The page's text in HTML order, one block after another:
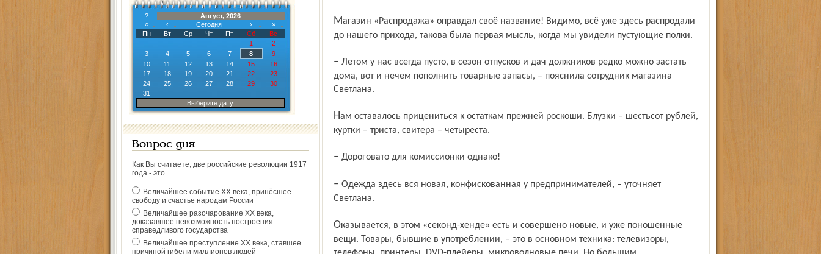
?
Август, 2026
«
‹ Сегодня ›
»
Пн
Вт Ср Чт Пт Сб
Вс
1
2
3
4 5 6 7 8
9
10
11 12 13 14 15
16
17
18 19 20 21 22
23
24
25 26 27 28 29
30
31
Выберите дату
Вопрос дня
Как Вы считаете, две российские революции 1917
года - это
Величайшее событие ХХ века, принёсшее
свободу и счастье народам России
Величайшее разочарование ХХ века,
доказавшее невозможность построения
справедливого государства
Величайшее преступление ХХ века, ставшее
причиной гибели миллионов людей
Магазин «Распродажа» оправдал своё название! Видимо, всё уже здесь распродали
до нашего прихода, такова была первая мысль, когда мы увидели пустующие полки.
– Летом у нас всегда пусто, в сезон отпусков и дач должников редко можно застать
дома, вот и нечем пополнить товарные запасы, – пояснила сотрудник магазина
Светлана.
Нам оставалось прицениться к остаткам прежней роскоши. Блузки – шестьсот рублей,
куртки – триста, свитера – четыреста.
– Дороговато для комиссионки однако!
– Одежда здесь вся новая, конфискованная у предпринимателей, – уточняет
Светлана.
Оказывается, в этом «секонд-хенде» есть и совершено новые, и уже поношенные
вещи. Товары, бывшие в употреблении, – это в основном техника: телевизоры,